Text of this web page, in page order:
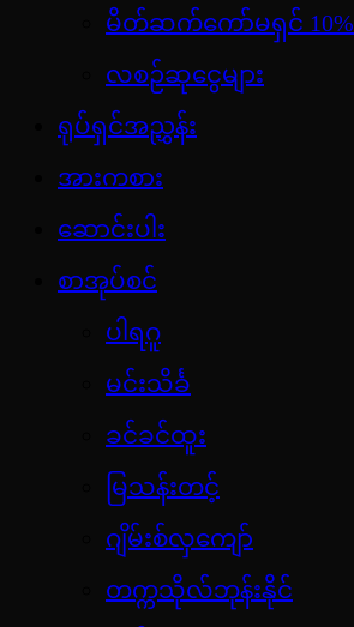
မိတ်ဆက်ကော်မရှင် 10%
လစဉ်ဆုငွေများ
ရုပ်ရှင်အညွှန်း
အားကစား
ဆောင်းပါး
စာအုပ်စင်
ပါရဂူ
မင်းသိင်္ခ
ခင်ခင်ထူး
မြသန်းတင့်
ဂျိမ်းစ်လှကျော်
တက္ကသိုလ်ဘုန်းနိုင်